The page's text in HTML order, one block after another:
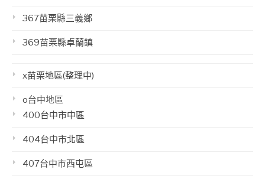
367苗栗縣三義鄉
369苗栗縣卓蘭鎮
x苗栗地區(整理中)
o台中地區
400台中市中區
404台中市北區
407台中市西屯區